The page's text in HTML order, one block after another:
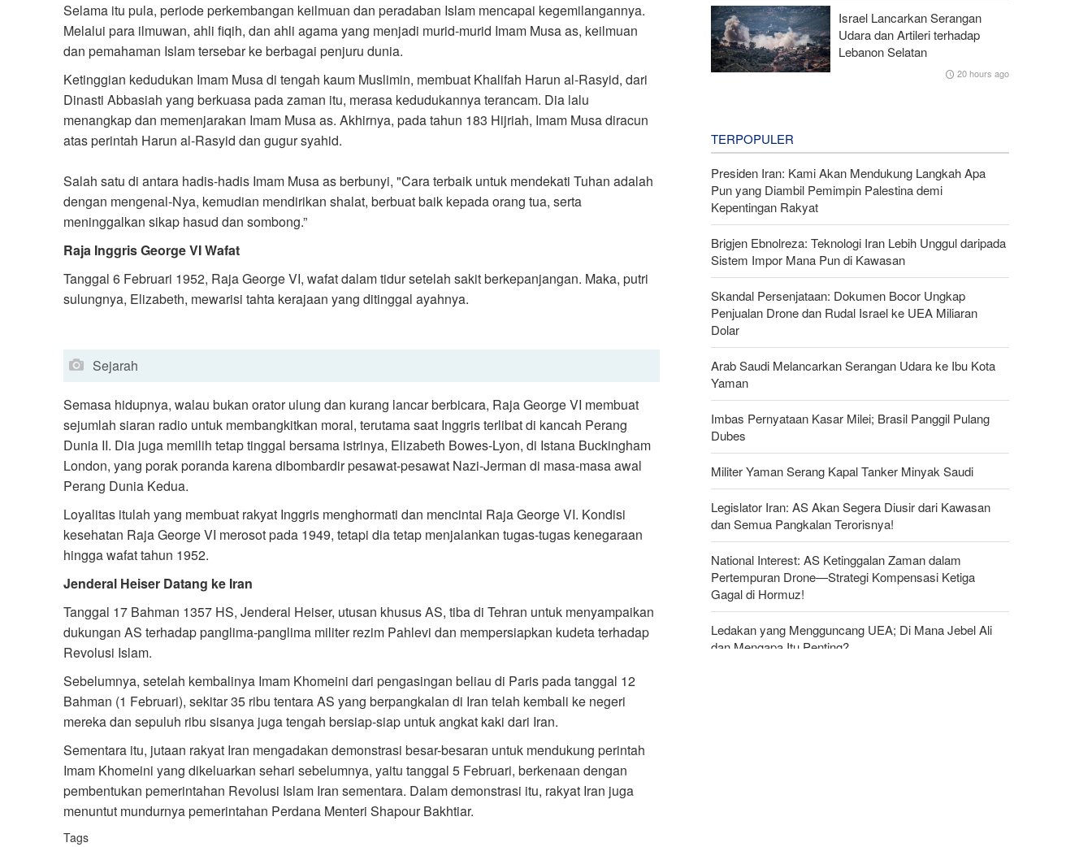
Selama itu pula, periode perkembangan keilmuan dan peradaban Islam mencapai kegemilangannya.
Melalui para ilmuwan, ahli fiqih, dan ahli agama yang menjadi murid-murid Imam Musa as, keilmuan
dan pemahaman Islam tersebar ke berbagai penjuru dunia.
Ketinggian kedudukan Imam Musa di tengah kaum Muslimin, membuat Khalifah Harun al-Rasyid, dari
Dinasti Abbasiah yang berkuasa pada zaman itu, merasa kedudukannya terancam. Dia lalu
menangkap dan memenjarakan Imam Musa as. Akhirnya, pada tahun 183 Hijriah, Imam Musa diracun
atas perintah Harun al-Rasyid dan gugur syahid.
Salah satu di antara hadis-hadis Imam Musa as berbunyi, "Cara terbaik untuk mendekati Tuhan adalah
dengan mengenal-Nya, kemudian mendirikan shalat, berbuat baik kepada orang tua, serta
meninggalkan sikap hasud dan sombong.”
Raja Inggris George VI Wafat
Tanggal 6 Februari 1952, Raja George VI, wafat dalam tidur setelah sakit berkepanjangan. Maka, putri
sulungnya, Elizabeth, mewarisi tahta kerajaan yang ditinggal ayahnya.
Sejarah
Semasa hidupnya, walau bukan orator ulung dan kurang lancar berbicara, Raja George VI membuat
sejumlah siaran radio untuk membangkitkan moral, terutama saat Inggris terlibat di kancah Perang
Dunia II. Dia juga memilih tetap tinggal bersama istrinya, Elizabeth Bowes-Lyon, di Istana Buckingham
London, yang porak poranda karena dibombardir pesawat-pesawat Nazi-Jerman di masa-masa awal
Perang Dunia Kedua.
Loyalitas itulah yang membuat rakyat Inggris menghormati dan mencintai Raja George VI. Kondisi
kesehatan Raja George VI merosot pada 1949, tetapi dia tetap menjalankan tugas-tugas kenegaraan
hingga wafat tahun 1952.
Jenderal Heiser Datang ke Iran
Tanggal 17 Bahman 1357 HS, Jenderal Heiser, utusan khusus AS, tiba di Tehran untuk menyampaikan
dukungan AS terhadap panglima-panglima militer rezim Pahlevi dan mempersiapkan kudeta terhadap
Revolusi Islam.
Sebelumnya, setelah kembalinya Imam Khomeini dari pengasingan beliau di Paris pada tanggal 12
Bahman (1 Februari), sekitar 35 ribu tentara AS yang berpangkalan di Iran telah kembali ke negeri
mereka dan sepuluh ribu sisanya juga tengah bersiap-siap untuk angkat kaki dari Iran.
Sementara itu, jutaan rakyat Iran mengadakan demonstrasi besar-besaran untuk mendukung perintah
Imam Khomeini yang dikeluarkan sehari sebelumnya, yaitu tanggal 5 Februari, berkenaan dengan
pembentukan pemerintahan Revolusi Islam Iran sementara. Dalam demonstrasi itu, rakyat Iran juga
menuntut mundurnya pemerintahan Perdana Menteri Shapour Bakhtiar.
Tags
Israel Lancarkan Serangan
Udara dan Artileri terhadap
Lebanon Selatan
20 hours ago
TERPOPULER
Presiden Iran: Kami Akan Mendukung Langkah Apa
Pun yang Diambil Pemimpin Palestina demi
Kepentingan Rakyat
Brigjen Ebnolreza: Teknologi Iran Lebih Unggul daripada
Sistem Impor Mana Pun di Kawasan
Skandal Persenjataan: Dokumen Bocor Ungkap
Penjualan Drone dan Rudal Israel ke UEA Miliaran
Dolar
Arab Saudi Melancarkan Serangan Udara ke Ibu Kota
Yaman
Imbas Pernyataan Kasar Milei; Brasil Panggil Pulang
Dubes
Militer Yaman Serang Kapal Tanker Minyak Saudi
Legislator Iran: AS Akan Segera Diusir dari Kawasan
dan Semua Pangkalan Terorisnya!
National Interest: AS Ketinggalan Zaman dalam
Pertempuran Drone—Strategi Kompensasi Ketiga
Gagal di Hormuz!
Ledakan yang Mengguncang UEA; Di Mana Jebel Ali
dan Mengapa Itu Penting?